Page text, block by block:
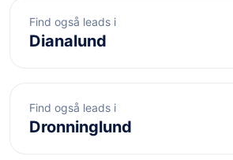
Find også leads i
Dianalund
Find også leads i
Dronninglund